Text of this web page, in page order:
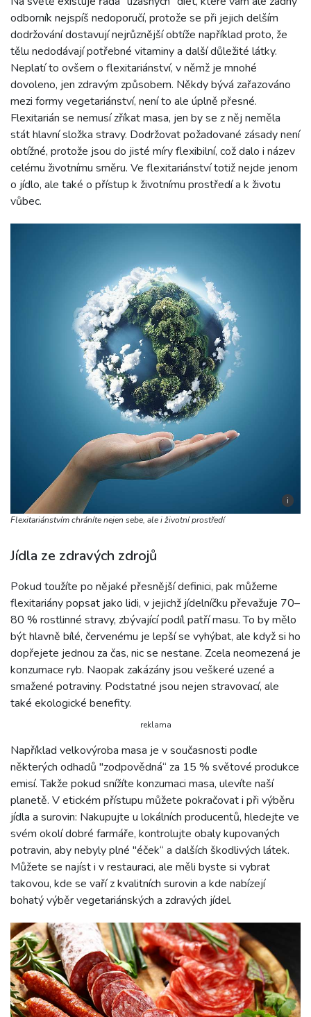
odborník nejspíš nedoporučí, protože se při jejich delším
dodržování dostavují nejrůznější obtíže například proto, že
tělu nedodávají potřebné vitaminy a další důležité látky.
Neplatí to ovšem o flexitariánství, v němž je mnohé
dovoleno, jen zdravým způsobem. Někdy bývá zařazováno
mezi formy vegetariánství, není to ale úplně přesné.
Flexitarián se nemusí zříkat masa, jen by se z něj neměla
stát hlavní složka stravy. Dodržovat požadované zásady není
obtížné, protože jsou do jisté míry flexibilní, což dalo i název
celému životnímu směru. Ve flexitariánství totiž nejde jenom
o jídlo, ale také o přístup k životnímu prostředí a k životu
vůbec.
i
Flexitariánstvím chráníte nejen sebe, ale i životní prostředí
Jídla ze zdravých zdrojů
Pokud toužíte po nějaké přesnější definici, pak můžeme
flexitariány popsat jako lidi, v jejichž jídelníčku převažuje 70–
80 % rostlinné stravy, zbývající podíl patří masu. To by mělo
být hlavně bílé, červenému je lepší se vyhýbat, ale když si ho
dopřejete jednou za čas, nic se nestane. Zcela neomezená je
konzumace ryb. Naopak zakázány jsou veškeré uzené a
smažené potraviny. Podstatné jsou nejen stravovací, ale
také ekologické benefity.
reklama
Například velkovýroba masa je v současnosti podle
některých odhadů "zodpovědná“ za 15 % světové produkce
emisí. Takže pokud snížíte konzumaci masa, ulevíte naší
planetě. V etickém přístupu můžete pokračovat i při výběru
jídla a surovin: Nakupujte u lokálních producentů, hledejte ve
svém okolí dobré farmáře, kontrolujte obaly kupovaných
potravin, aby nebyly plné "éček“ a dalších škodlivých látek.
Můžete se najíst i v restauraci, ale měli byste si vybrat
takovou, kde se vaří z kvalitních surovin a kde nabízejí
bohatý výběr vegetariánských a zdravých jídel.